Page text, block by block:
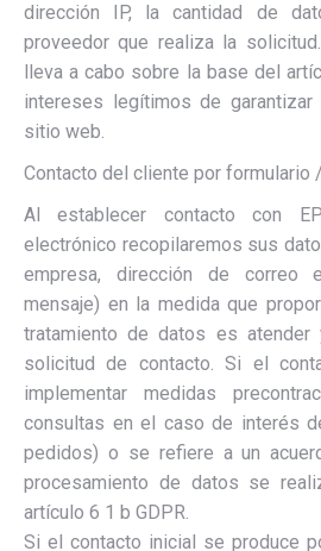
dirección IP, la cantidad de
proveedor que realiza la
lleva a cabo sobre la base del
intereses legítimos de
sitio web.
Contacto del cliente por formulario
Al establecer contacto con
electrónico recopilaremos sus
empresa, dirección de correo
mensaje) en la medida que
tratamiento de datos es
solicitud de contacto. Si el
implementar medidas
consultas en el caso de interés
pedidos) o se refiere a un
procesamiento de datos se
artículo 6 1 b GDPR.
Si el contacto inicial se produce